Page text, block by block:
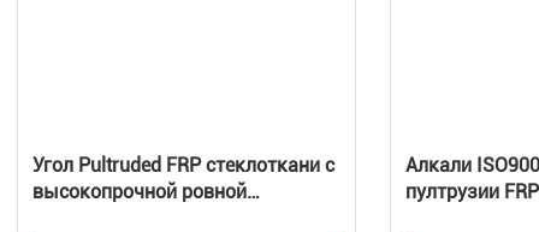
Угол Pultruded FRP стеклоткани с
высокопрочной ровной
Алкали
пултрузии